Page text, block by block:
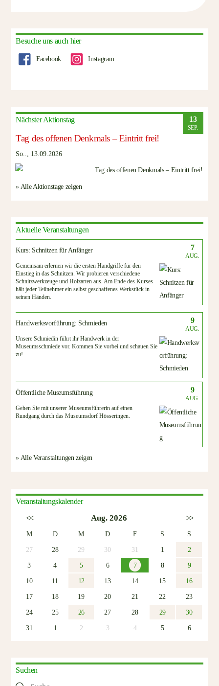
Besuche uns auch hier
Facebook Instagram
Nächster Aktionstag 13
SEP.
Tag des offenen Denkmals – Eintritt frei!
So.., 13.09.2026
» Alle Aktionstage zeigen
Aktuelle Veranstaltungen
Kurs: Schnitzen für Anfänger 7
AUG.
Gemeinsam erlernen wir die ersten Handgriffe für den
Einstieg in das Schnitzen. Wir probieren verschiedene
Schnitzwerkzeuge und Holzarten aus. Am Ende des Kurses
hält jeder Teilnehmer ein selbst geschaffenes Werkstück in
seinen Händen.
Handwerksvorführung: Schmieden 9
AUG.
Unsere Schmiedin führt ihr Handwerk in der
Museumsschmiede vor. Kommen Sie vorbei und schauen Sie
zu!
Öffentliche Museumsführung 9
AUG.
Gehen Sie mit unserer Museumsführerin auf einen
Rundgang durch das Museumsdorf Hösseringen.
» Alle Veranstaltungen zeigen
Veranstaltungskalender
<< Aug. 2026 >>
M D M D F S
S
27
28 29 30 31 1
2
3
4 5 6 7 8
9
10
11 12 13 14 15
16
17
18 19 20 21 22
23
24
25 26 27 28 29
30
31
1 2 3 4 5 6
Suchen